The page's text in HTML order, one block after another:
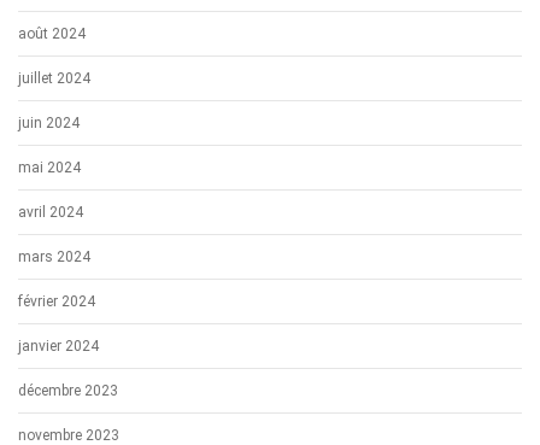
août 2024
juillet 2024
juin 2024
mai 2024
avril 2024
mars 2024
février 2024
janvier 2024
décembre 2023
novembre 2023